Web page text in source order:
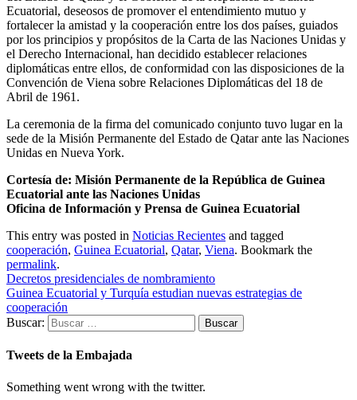
Ecuatorial, deseosos de promover el entendimiento mutuo y
fortalecer la amistad y la cooperación entre los dos países, guiados
por los principios y propósitos de la Carta de las Naciones Unidas y
el Derecho Internacional, han decidido establecer relaciones
diplomáticas entre ellos, de conformidad con las disposiciones de la
Convención de Viena sobre Relaciones Diplomáticas del 18 de
Abril de 1961.
La ceremonia de la firma del comunicado conjunto tuvo lugar en la
sede de la Misión Permanente del Estado de Qatar ante las Naciones
Unidas en Nueva York.
Cortesía de: Misión Permanente de la República de Guinea
Ecuatorial ante las Naciones Unidas
Oficina de Información y Prensa de Guinea Ecuatorial
This entry was posted in Noticias Recientes and tagged
cooperación, Guinea Ecuatorial, Qatar, Viena. Bookmark the
permalink.
Decretos presidenciales de nombramiento
Guinea Ecuatorial y Turquía estudian nuevas estrategias de
cooperación
Buscar:
Tweets de la Embajada
Something went wrong with the twitter.